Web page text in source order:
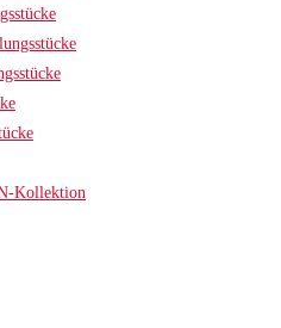
Kollektion